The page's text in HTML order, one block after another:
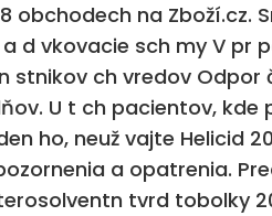
obchodech na Zboží.cz.
d vkovacie sch my V pr
stnikov ch vredov Odpor
U t ch pacientov, kde
ho, neuž vajte Helicid
a opatrenia.
tvrd tobolky